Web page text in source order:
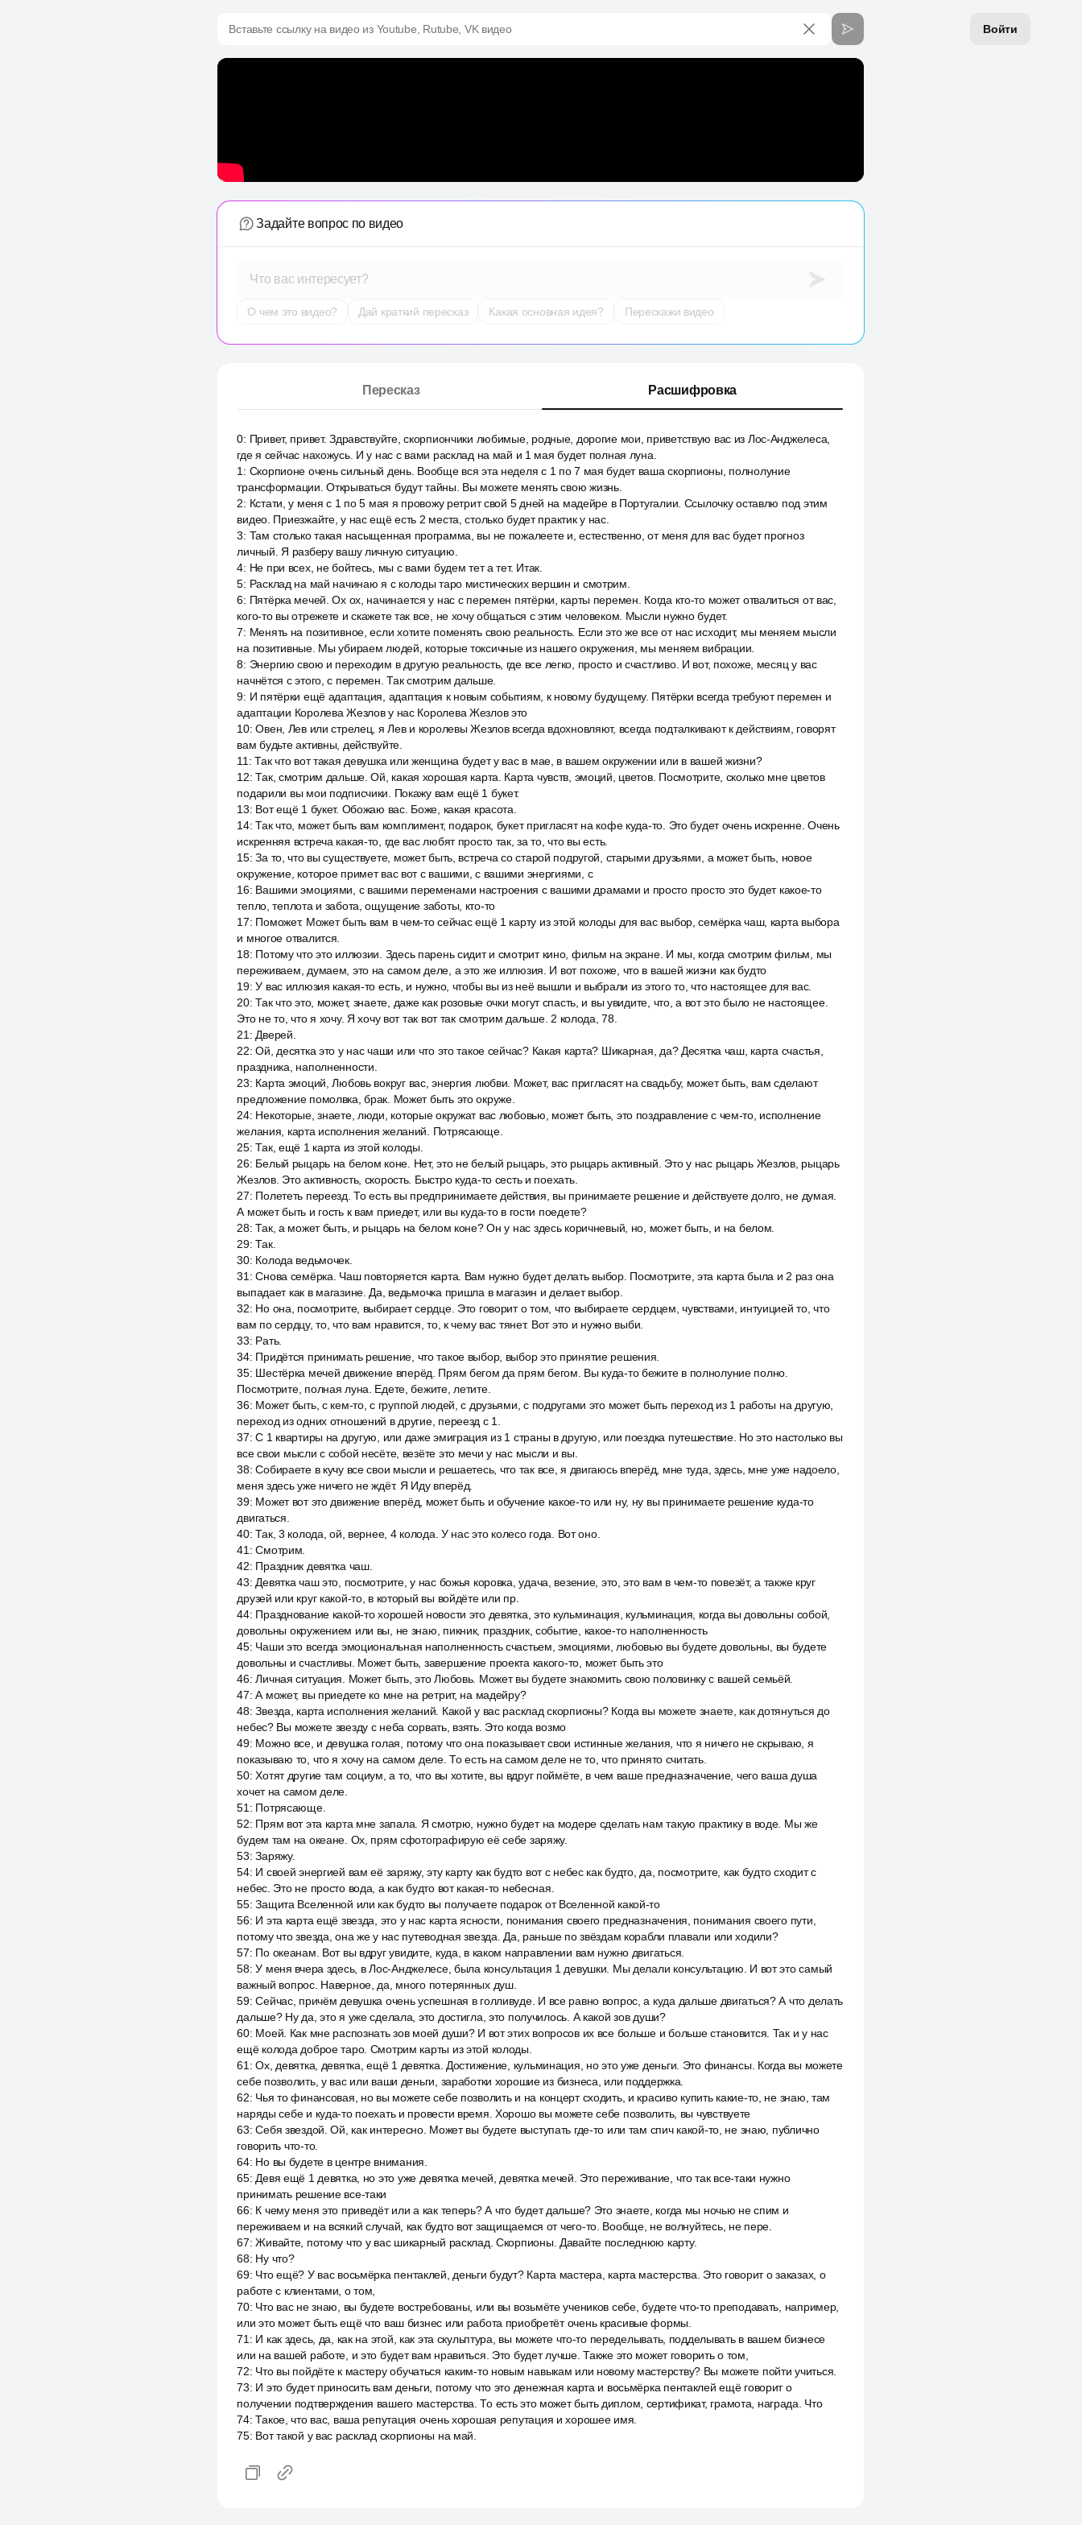
Войти
Вставьте ссылку на видео из Youtube, Rutube, VK видео
Задайте вопрос по видео
Что вас интересует?
О чем это видео? Дай краткий пересказ Какая основная идея? Перескажи видео
Пересказ Расшифровка
0: Привет, привет. Здравствуйте, скорпиончики любимые, родные, дорогие мои, приветствую вас из Лос-Анджелеса,
где я сейчас нахожусь. И у нас с вами расклад на май и 1 мая будет полная луна.
1 : Скорпионе очень сильный день. Вообще вся эта неделя с 1 по 7 мая будет ваша скорпионы, полнолуние
трансформации. Открываться будут тайны. Вы можете менять свою жизнь.
2: Кстати, у меня с 1 по 5 мая я провожу ретрит свой 5 дней на мадейре в Португалии. Ссылочку оставлю под этим
видео. Приезжайте, у нас ещё есть 2 места, столько будет практик у нас.
3: Там столько такая насыщенная программа, вы не пожалеете и, естественно, от меня для вас будет прогноз
личный. Я разберу вашу личную ситуацию.
4: Не при всех, не бойтесь, мы с вами будем тет а тет. Итак.
5: Расклад на май начинаю я с колоды таро мистических вершин и смотрим.
6: Пятёрка мечей. Ох ох, начинается у нас с перемен пятёрки, карты перемен. Когда кто-то может отвалиться от вас,
кого-то вы отрежете и скажете так все, не хочу общаться с этим человеком. Мысли нужно будет.
7: Менять на позитивное, если хотите поменять свою реальность. Если это же все от нас исходит, мы меняем мысли
на позитивные. Мы убираем людей, которые токсичные из нашего окружения, мы меняем вибрации.
8: Энергию свою и переходим в другую реальность, где все легко, просто и счастливо. И вот, похоже, месяц у вас
начнётся с этого, с перемен. Так смотрим дальше.
9: И пятёрки ещё адаптация, адаптация к новым событиям, к новому будущему. Пятёрки всегда требуют перемен и
адаптации Королева Жезлов у нас Королева Жезлов это
10:Овен, Лев или стрелец, я Лев и королевы Жезлов всегда вдохновляют, всегда подталкивают к действиям, говорят
вам будьте активны, действуйте.
11 :Так что вот такая девушка или женщина будет у вас в мае, в вашем окружении или в вашей жизни?
12:Так, смотрим дальше. Ой, какая хорошая карта. Карта чувств, эмоций, цветов. Посмотрите, сколько мне цветов
подарили вы мои подписчики. Покажу вам ещё 1 букет.
13: Вот ещё 1 букет. Обожаю вас. Боже, какая красота.
14:Так что, может быть вам комплимент, подарок, букет пригласят на кофе куда-то. Это будет очень искренне. Очень
искренняя встреча какая-то, где вас любят просто так, за то, что вы есть.
15:За то, что вы существуете, может быть, встреча со старой подругой, старыми друзьями, а может быть, новое
окружение, которое примет вас вот с вашими, с вашими энергиями, с
16: Вашими эмоциями, с вашими переменами настроения с вашими драмами и просто просто это будет какое-то
тепло, теплота и забота, ощущение заботы, кто-то
17: Поможет. Может быть вам в чем-то сейчас ещё 1 карту из этой колоды для вас выбор, семёрка чаш, карта выбора
и многое отвалится.
18: Потому что это иллюзии. Здесь парень сидит и смотрит кино, фильм на экране. И мы, когда смотрим фильм, мы
переживаем, думаем, это на самом деле, а это же иллюзия. И вот похоже, что в вашей жизни как будто
19:У вас иллюзия какая-то есть, и нужно, чтобы вы из неё вышли и выбрали из этого то, что настоящее для вас.
20:Так что это, может, знаете, даже как розовые очки могут спасть, и вы увидите, что, а вот это было не настоящее.
Это не то, что я хочу. Я хочу вот так вот так смотрим дальше. 2 колода, 78.
21 : Дверей.
22:Ой, десятка это у нас чаши или что это такое сейчас? Какая карта? Шикарная, да? Десятка чаш, карта счастья,
праздника, наполненности.
23: Карта эмоций, Любовь вокруг вас, энергия любви. Может, вас пригласят на свадьбу, может быть, вам сделают
предложение помолвка, брак. Может быть это окруже.
24: Некоторые, знаете, люди, которые окружат вас любовью, может быть, это поздравление с чем-то, исполнение
желания, карта исполнения желаний. Потрясающе.
25:Так, ещё 1 карта из этой колоды.
26: Белый рыцарь на белом коне. Нет, это не белый рыцарь, это рыцарь активный. Это у нас рыцарь Жезлов, рыцарь
Жезлов. Это активность, скорость. Быстро куда-то сесть и поехать.
27: Полететь переезд. То есть вы предпринимаете действия, вы принимаете решение и действуете долго, не думая.
А может быть и гость к вам приедет, или вы куда-то в гости поедете?
28:Так, а может быть, и рыцарь на белом коне? Он у нас здесь коричневый, но, может быть, и на белом.
29:Так.
30: Колода ведьмочек.
31 :Снова семёрка. Чаш повторяется карта. Вам нужно будет делать выбор. Посмотрите, эта карта была и 2 раз она
выпадает как в магазине. Да, ведьмочка пришла в магазин и делает выбор.
32: Но она, посмотрите, выбирает сердце. Это говорит о том, что выбираете сердцем, чувствами, интуицией то, что
вам по сердцу, то, что вам нравится, то, к чему вас тянет. Вот это и нужно выби.
33: Рать.
34: Придётся принимать решение, что такое выбор, выбор это принятие решения.
35: Шестёрка мечей движение вперёд. Прям бегом да прям бегом. Вы куда-то бежите в полнолуние полно.
Посмотрите, полная луна. Едете, бежите, летите.
36: Может быть, с кем-то, с группой людей, с друзьями, с подругами это может быть переход из 1 работы на другую,
переход из одних отношений в другие, переезд с 1.
37:С 1 квартиры на другую, или даже эмиграция из 1 страны в другую, или поездка путешествие. Но это настолько вы
все свои мысли с собой несёте, везёте это мечи у нас мысли и вы.
38:Собираете в кучу все свои мысли и решаетесь, что так все, я двигаюсь вперёд, мне туда, здесь, мне уже надоело,
меня здесь уже ничего не ждёт. Я Иду вперёд.
39: Может вот это движение вперёд, может быть и обучение какое-то или ну, ну вы принимаете решение куда-то
двигаться.
40:Так, 3 колода, ой, вернее, 4 колода. У нас это колесо года. Вот оно.
41 :Смотрим.
42: Праздник девятка чаш.
43: Девятка чаш это, посмотрите, у нас божья коровка, удача, везение, это, это вам в чем-то повезёт, а также круг
друзей или круг какой-то, в который вы войдёте или пр.
44: Празднование какой-то хорошей новости это девятка, это кульминация, кульминация, когда вы довольны собой,
довольны окружением или вы, не знаю, пикник, праздник, событие, какое-то наполненность
45: Чаши это всегда эмоциональная наполненность счастьем, эмоциями, любовью вы будете довольны, вы будете
довольны и счастливы. Может быть, завершение проекта какого-то, может быть это
46:Личная ситуация. Может быть, это Любовь. Может вы будете знакомить свою половинку с вашей семьёй.
47:А может, вы приедете ко мне на ретрит, на мадейру?
48:Звезда, карта исполнения желаний. Какой у вас расклад скорпионы? Когда вы можете знаете, как дотянуться до
небес? Вы можете звезду с неба сорвать, взять. Это когда возмо
49: Можно все, и девушка голая, потому что она показывает свои истинные желания, что я ничего не скрываю, я
показываю то, что я хочу на самом деле. То есть на самом деле не то, что принято считать.
50:Хотят другие там социум, а то, что вы хотите, вы вдруг поймёте, в чем ваше предназначение, чего ваша душа
хочет на самом деле.
51 : Потрясающе.
52: Прям вот эта карта мне запала. Я смотрю, нужно будет на модере сделать нам такую практику в воде. Мы же
будем там на океане. Ох, прям сфотографирую её себе заряжу.
53:Заряжу.
54: И своей энергией вам её заряжу, эту карту как будто вот с небес как будто, да, посмотрите, как будто сходит с
небес. Это не просто вода, а как будто вот какая-то небесная.
55:Защита Вселенной или как будто вы получаете подарок от Вселенной какой-то
56: И эта карта ещё звезда, это у нас карта ясности, понимания своего предназначения, понимания своего пути,
потому что звезда, она же у нас путеводная звезда. Да, раньше по звёздам корабли плавали или ходили?
57: По океанам. Вот вы вдруг увидите, куда, в каком направлении вам нужно двигаться.
58:У меня вчера здесь, в Лос-Анджелесе, была консультация 1 девушки. Мы делали консультацию. И вот это самый
важный вопрос. Наверное, да, много потерянных душ.
59:Сейчас, причём девушка очень успешная в голливуде. И все равно вопрос, а куда дальше двигаться? А что делать
дальше? Ну да, это я уже сделала, это достигла, это получилось. А какой зов души?
60: Моей. Как мне распознать зов моей души? И вот этих вопросов их все больше и больше становится. Так и у нас
ещё колода доброе таро. Смотрим карты из этой колоды.
61 :Ох, девятка, девятка, ещё 1 девятка. Достижение, кульминация, но это уже деньги. Это финансы. Когда вы можете
себе позволить, у вас или ваши деньги, заработки хорошие из бизнеса, или поддержка.
62: Чья то финансовая, но вы можете себе позволить и на концерт сходить, и красиво купить какие-то, не знаю, там
наряды себе и куда-то поехать и провести время. Хорошо вы можете себе позволить, вы чувствуете
63:Себя звездой. Ой, как интересно. Может вы будете выступать где-то или там спич какой-то, не знаю, публично
говорить что-то.
64: Но вы будете в центре внимания.
65: Девя ещё 1 девятка, но это уже девятка мечей, девятка мечей. Это переживание, что так все-таки нужно
принимать решение все-таки
66: К чему меня это приведёт или а как теперь? А что будет дальше? Это знаете, когда мы ночью не спим и
переживаем и на всякий случай, как будто вот защищаемся от чего-то. Вообще, не волнуйтесь, не пере.
67:Живайте, потому что у вас шикарный расклад. Скорпионы. Давайте последнюю карту.
68: Ну что?
69: Что ещё? У вас восьмёрка пентаклей, деньги будут? Карта мастера, карта мастерства. Это говорит о заказах, о
работе с клиентами, о том,
70: Что вас не знаю, вы будете востребованы, или вы возьмёте учеников себе, будете что-то преподавать, например,
или это может быть ещё что ваш бизнес или работа приобретёт очень красивые формы.
71 : И как здесь, да, как на этой, как эта скульптура, вы можете что-то переделывать, подделывать в вашем бизнесе
или на вашей работе, и это будет вам нравиться. Это будет лучше. Также это может говорить о том,
72: Что вы пойдёте к мастеру обучаться каким-то новым навыкам или новому мастерству? Вы можете пойти учиться.
73: И это будет приносить вам деньги, потому что это денежная карта и восьмёрка пентаклей ещё говорит о
получении подтверждения вашего мастерства. То есть это может быть диплом, сертификат, грамота, награда. Что
74:Такое, что вас, ваша репутация очень хорошая репутация и хорошее имя.
75: Вот такой у вас расклад скорпионы на май.